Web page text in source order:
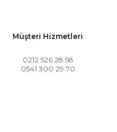
Müşteri Hizmetleri
0212 526 28 58
0541 300 29 70